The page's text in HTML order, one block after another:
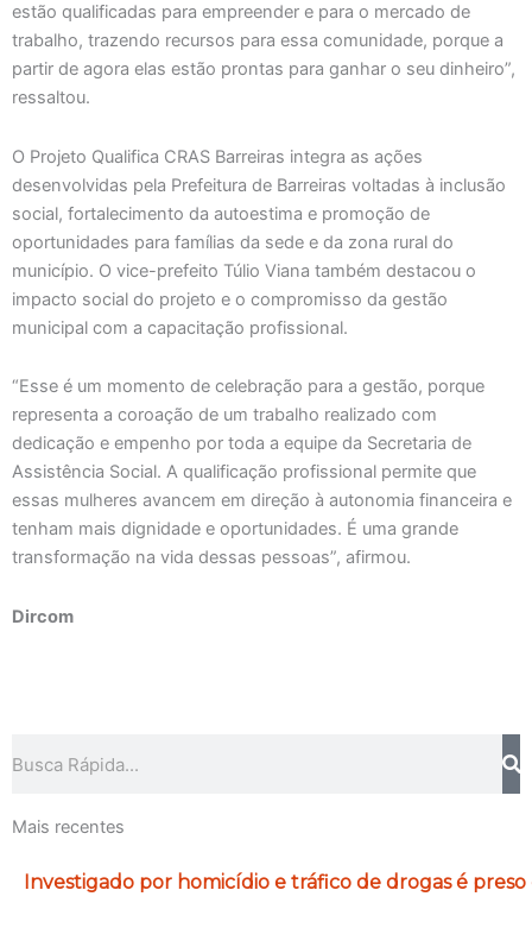
estão qualificadas para empreender e para o mercado de
trabalho, trazendo recursos para essa comunidade, porque a
partir de agora elas estão prontas para ganhar o seu dinheiro”,
ressaltou.
O Projeto Qualifica CRAS Barreiras integra as ações
desenvolvidas pela Prefeitura de Barreiras voltadas à inclusão
social, fortalecimento da autoestima e promoção de
oportunidades para famílias da sede e da zona rural do
município. O vice-prefeito Túlio Viana também destacou o
impacto social do projeto e o compromisso da gestão
municipal com a capacitação profissional.
“Esse é um momento de celebração para a gestão, porque
representa a coroação de um trabalho realizado com
dedicação e empenho por toda a equipe da Secretaria de
Assistência Social. A qualificação profissional permite que
essas mulheres avancem em direção à autonomia financeira e
tenham mais dignidade e oportunidades. É uma grande
transformação na vida dessas pessoas”, afirmou.
Dircom
Mais recentes
Investigado por homicídio e tráfico de drogas é preso